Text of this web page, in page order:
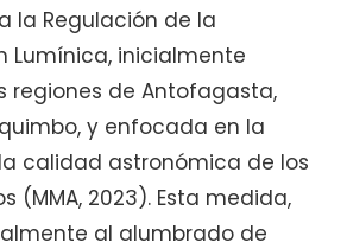
la Regulación de la
Lumínica, inicialmente
regiones de Antofagasta,
y enfocada en la
calidad astronómica de los
(MMA, 2023). Esta medida,
al alumbrado de